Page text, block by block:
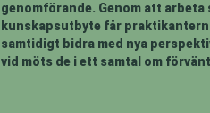
genomförande. Genom att
kunskapsutbyte får
samtidigt bidra med nya
vid möts de i ett samtal om